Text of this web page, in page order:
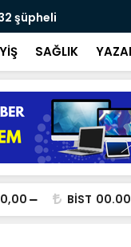
şüpheli
Yusuf
için
SAĞLIK
BİST